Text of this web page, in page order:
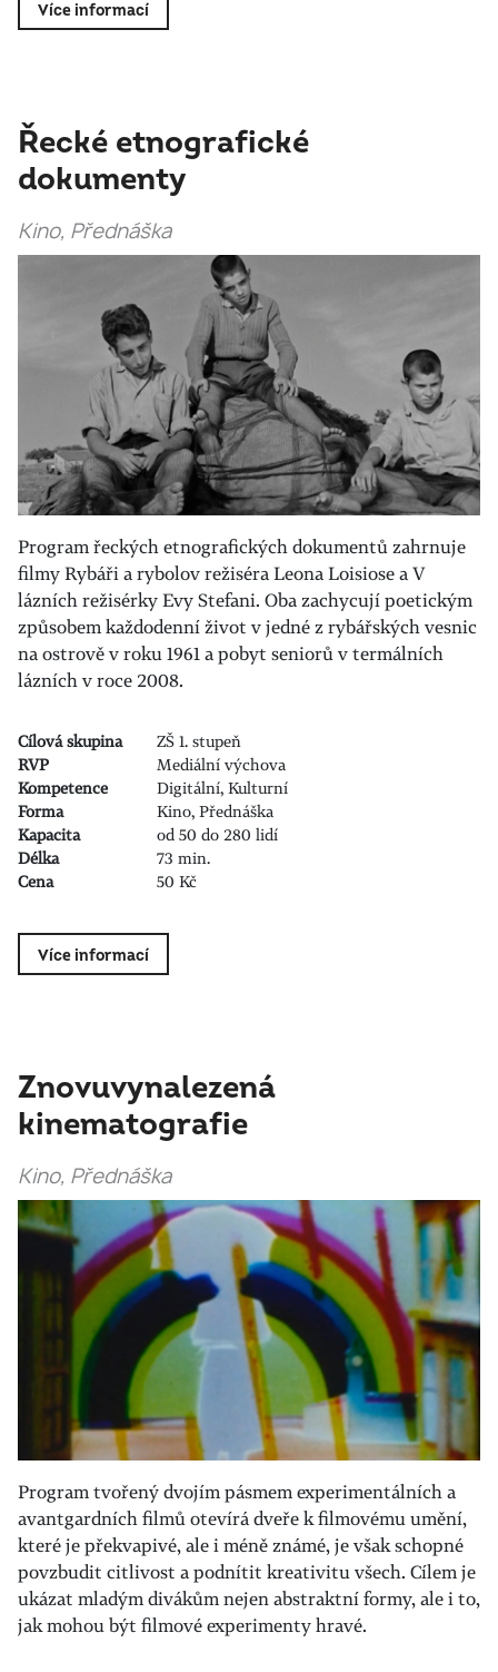
Více informací
Řecké etnografické
dokumenty
Kino, Přednáška
Program řeckých etnografických dokumentů zahrnuje
filmy Rybáři a rybolov režiséra Leona Loisiose a V
lázních režisérky Evy Stefani. Oba zachycují poetickým
způsobem každodenní život v jedné z rybářských vesnic
na ostrově v roku 1961 a pobyt seniorů v termálních
lázních v roce 2008.
Cílová skupina
ZŠ 1. stupeň
RVP
Mediální výchova
Kompetence
Digitální, Kulturní
Forma
Kino, Přednáška
Kapacita
od 50 do 280 lidí
Délka
73 min.
Cena
50 Kč
Více informací
Znovuvynalezená
kinematografie
Kino, Přednáška
Program tvořený dvojím pásmem experimentálních a
avantgardních filmů otevírá dveře k filmovému umění,
které je překvapivé, ale i méně známé, je však schopné
povzbudit citlivost a podnítit kreativitu všech. Cílem je
ukázat mladým divákům nejen abstraktní formy, ale i to,
jak mohou být filmové experimenty hravé.